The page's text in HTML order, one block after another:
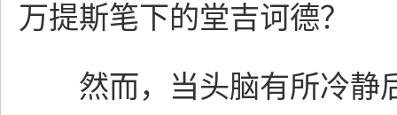
万提斯笔下的堂吉诃德？
然而，当头脑有所冷静